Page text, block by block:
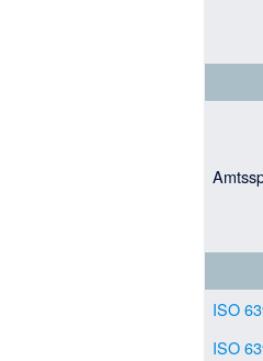
ISO
ISO